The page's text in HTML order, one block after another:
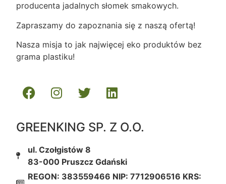
producenta jadalnych słomek smakowych.
Zapraszamy do zapoznania się z naszą ofertą!
Nasza misja to jak najwięcej eko produktów bez
grama plastiku!
GREENKING SP. Z O.O.
ul. Czołgistów 8
83-000 Pruszcz Gdański
REGON: 383559466 NIP: 7712906516 KRS: